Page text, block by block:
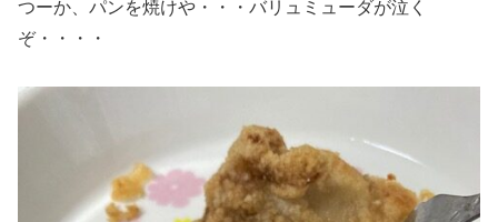
つーか、パンを焼けや・・・バリュミューダが泣く
ぞ・・・・